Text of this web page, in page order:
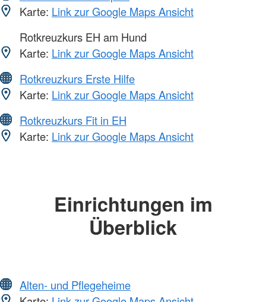
Karte: Link zur Google Maps Ansicht
Rotkreuzkurs EH am Hund
Karte: Link zur Google Maps Ansicht
Rotkreuzkurs Erste Hilfe
Karte: Link zur Google Maps Ansicht
Rotkreuzkurs Fit in EH
Karte: Link zur Google Maps Ansicht
Einrichtungen im
Überblick
Alten- und Pflegeheime